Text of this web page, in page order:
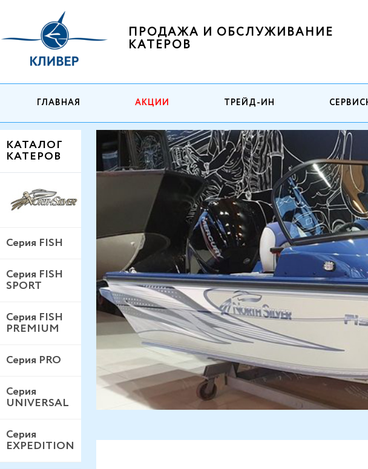
ПРОДАЖА И ОБСЛУЖИВАНИЕ
КАТЕРОВ
ГЛАВНАЯ АКЦИИ ТРЕЙД-ИН
КАТАЛОГ
КАТЕРОВ
Серия FISH
Серия FISH
SPORT
Серия FISH
PREMIUM
Серия PRO
Серия
UNIVERSAL
Серия
EXPEDITION